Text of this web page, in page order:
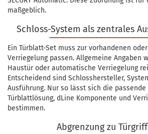
maßgeblich.
Schloss-System als zentrales
Ein Türblatt-Set muss zur vorhandenen
Verriegelung passen. Allgemeine Angaben
Haustür oder automatische Verriegelung
Entscheidend sind Schlosshersteller,
Ausführung. Nur so lässt sich die
Türblattlösung, dLine Komponente und
bestimmen.
Abgrenzung zu